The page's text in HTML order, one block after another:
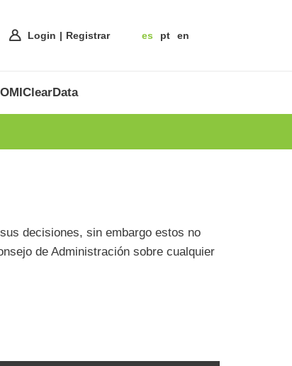
Login Registrar es pt en
OMIClearData
decisiones, sin embargo estos no
de Administración sobre cualquier